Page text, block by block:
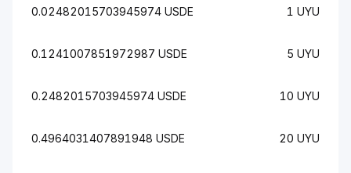
0.02482015703945974 USDE 1 UYU
0.1241007851972987 USDE 5 UYU
0.2482015703945974 USDE 10 UYU
0.4964031407891948 USDE 20 UYU